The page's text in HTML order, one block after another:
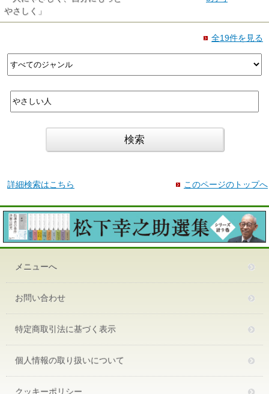
やさしく」
全19件を見る
詳細検索はこちら このページのトップへ
メニューへ
お問い合わせ
特定商取引法に基づく表示
個人情報の取り扱いについて
クッキーポリシー